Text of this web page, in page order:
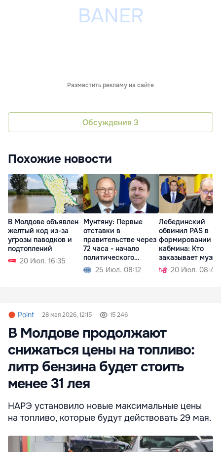
Разместить рекламу на сайте
Обсуждения 3
Похожие новости
В Молдове объявлен
желтый код из-за
угрозы паводков и
подтоплений
20 Июл. 16:35
Мунтяну: Первые
отставки в
правительстве через
72 часа - начало
политического
кризиса
25 Июл. 08:12
Лебединский
обвинил PAS в
формировании
кабмина: Кто
заказывает
тот и танцует
20 Июл. 08:42
Point 28 мая 2026, 12:15 15 246
В Молдове продолжают
снижаться цены на топливо:
литр бензина будет стоить
менее 31 лея
НАРЭ установило новые максимальные цены
на топливо, которые будут действовать 29 мая.